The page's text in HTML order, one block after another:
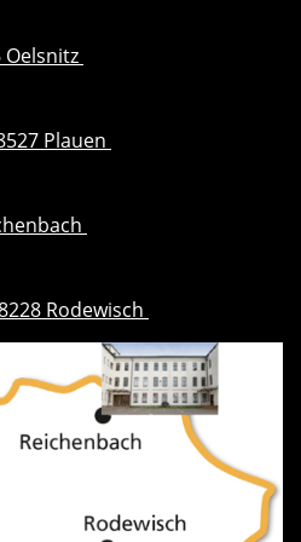
Oelsnitz
Plauen
Rodewisch